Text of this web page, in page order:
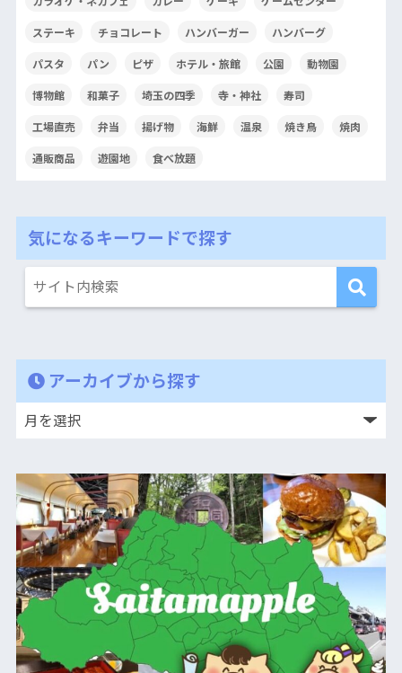
ステーキ チョコレート ハンバーガー ハンバーグ
パスタ パン ピザ ホテル・旅館 公園 動物園
博物館 和菓子 埼玉の四季 寺・神社 寿司
工場直売 弁当 揚げ物 海鮮 温泉 焼き鳥 焼肉
通販商品 遊園地 食べ放題
気になるキーワードで探す
アーカイブから探す